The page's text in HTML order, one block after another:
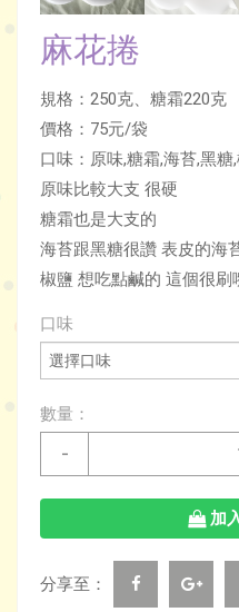
麻花捲
規格：250克、糖霜220克
價格：75元/袋
口味：原味,糖霜,海苔,黑糖
原味比較大支 很硬
糖霜也是大支的
海苔跟黑糖很讚 表皮的海
椒鹽 想吃點鹹的 這個很刷
口味
數量：
-
加
分享至：